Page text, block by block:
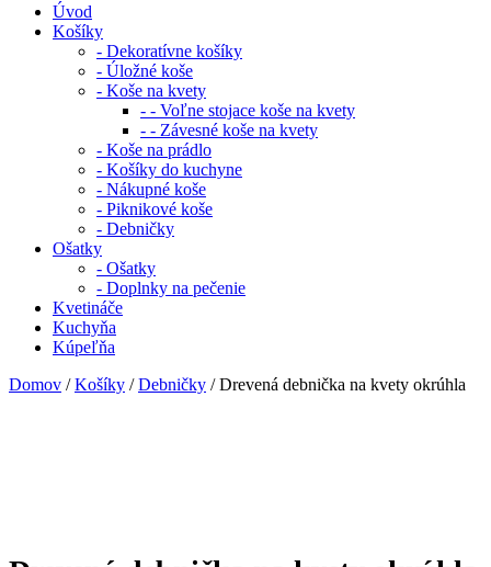
Úvod
Košíky
- Dekoratívne košíky
- Úložné koše
- Koše na kvety
- - Voľne stojace koše na kvety
- - Závesné koše na kvety
- Koše na prádlo
- Košíky do kuchyne
- Nákupné koše
- Piknikové koše
- Debničky
Ošatky
- Ošatky
- Doplnky na pečenie
Kvetináče
Kuchyňa
Kúpeľňa
Domov /Košíky /Debničky / Drevená debnička na kvety okrúhla